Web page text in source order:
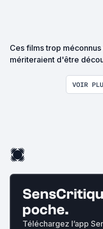
Ces films trop méconnus
mériteraient d'être
VOIR
poche.
Téléchargez l’app